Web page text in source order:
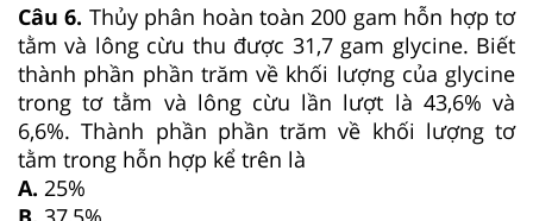
Câu 6. Thủy phân hoàn toàn 200 gam hỗn hợp tơ
tằm và lông cừu thu được 31,7 gam glycine. Biết
thành phần phần trăm về khối lượng của glycine
trong tơ tằm và lông cừu lần lượt là 43,6% và
6,6%. Thành phần phần trăm về khối lượng tơ
tằm trong hỗn hợp kể trên là
A. 25%